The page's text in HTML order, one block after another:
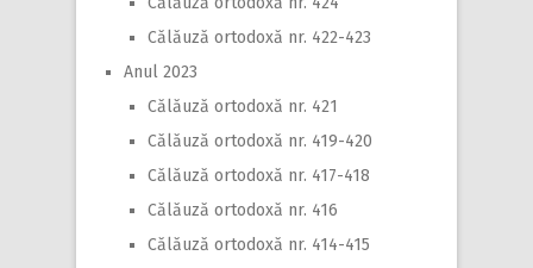
Călăuză ortodoxă nr. 422-423
Anul 2023
Călăuză ortodoxă nr. 421
Călăuză ortodoxă nr. 419-420
Călăuză ortodoxă nr. 417-418
Călăuză ortodoxă nr. 416
Călăuză ortodoxă nr. 414-415